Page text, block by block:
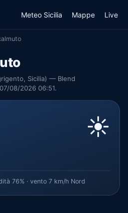
Meteo Sicilia Mappe Live
Sicilia) — Blend
08/2026 06:51.
☀️
76% · vento 7 km/h Nord